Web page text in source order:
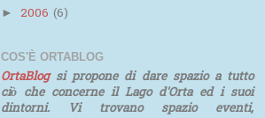
► 2006 (6)
COS'È ORTABLOG
OrtaBlog si propone di dare spazio a tutto
ciò che concerne il Lago d'Orta ed i suoi
dintorni. Vi trovano spazio eventi,